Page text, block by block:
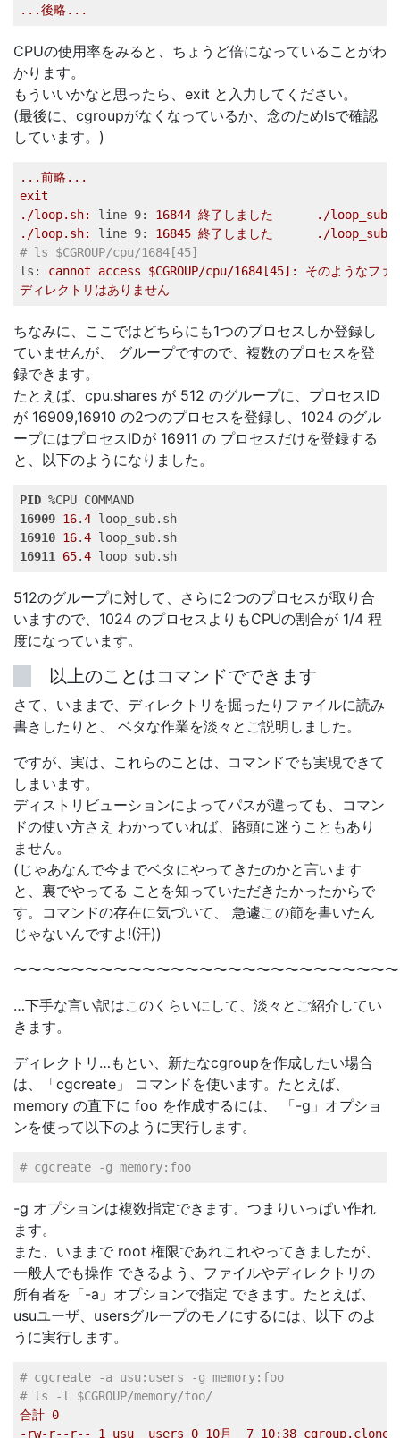
...後略...
CPUの使用率をみると、ちょうど倍になっていることがわ
かります。
もういいかなと思ったら、exit と入力してください。
(最後に、cgroupがなくなっているか、念のためlsで確認
しています。)
...前略...
exit
./loop.sh:
line 9: 16844 終了しました
./
./loop.sh:
line 9: 16845 終了しました
./
# ls $CGROUP/cpu/1684[45]
ls:
cannot access $CGROUP/cpu/1684[45]:
そのようなファ
ディレクトリはありません
ちなみに、ここではどちらにも1つのプロセスしか登録し
ていませんが、 グループですので、複数のプロセスを登
録できます。
たとえば、cpu.shares が 512 のグループに、プロセスID
が 16909,16910 の2つのプロセスを登録し、1024 のグル
ープにはプロセスIDが 16911 の プロセスだけを登録する
と、以下のようになりました。
PID
16909 16.4
16910 16.4
16911 65.4 loop_sub.sh
512のグループに対して、さらに2つのプロセスが取り合
いますので、1024 のプロセスよりもCPUの割合が 1/4 程
度になっています。
以上のことはコマンドでできます
さて、いままで、ディレクトリを掘ったりファイルに読み
書きしたりと、 ベタな作業を淡々とご説明しました。
ですが、実は、これらのことは、コマンドでも実現できて
しまいます。
ディストリビューションによってパスが違っても、コマン
ドの使い方さえ わかっていれば、路頭に迷うこともあり
ません。
(じゃあなんで今までベタにやってきたのかと言います
と、裏でやってる ことを知っていただきたかったからで
す。コマンドの存在に気づいて、 急遽この節を書いたん
じゃないんですよ!(汗))
〜〜〜〜〜〜〜〜〜〜〜〜〜〜〜〜〜〜〜〜〜〜〜〜〜〜
…下手な言い訳はこのくらいにして、淡々とご紹介してい
きます。
ディレクトリ…もとい、新たなcgroupを作成したい場合
は、「cgcreate」 コマンドを使います。たとえば、
memory の直下に foo を作成するには、 「-g」オプショ
ンを使って以下のように実行します。
# cgcreate -g memory:foo
-g オプションは複数指定できます。つまりいっぱい作れ
ます。
また、いままで root 権限であれこれやってきましたが、
一般人でも操作 できるよう、ファイルやディレクトリの
所有者を「-a」オプションで指定 できます。たとえば、
usuユーザ、usersグループのモノにするには、以下 のよ
うに実行します。
# cgcreate -a usu:users -g memory:foo
# ls -l $CGROUP/memory/foo/
合計 0
-rw-r--r--
1 usu users 0 10月 7 10:38